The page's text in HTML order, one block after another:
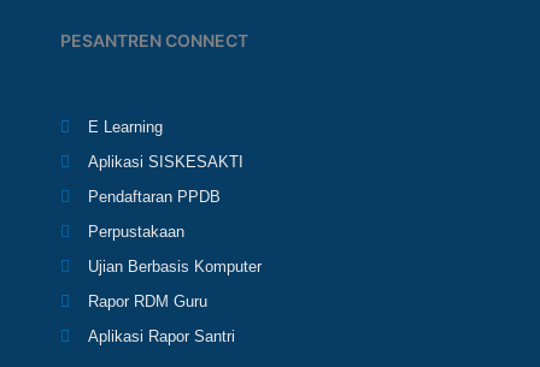
PESANTREN CONNECT
E Learning
Aplikasi SISKESAKTI
Pendaftaran PPDB
Perpustakaan
Ujian Berbasis Komputer
Rapor RDM Guru
Aplikasi Rapor Santri